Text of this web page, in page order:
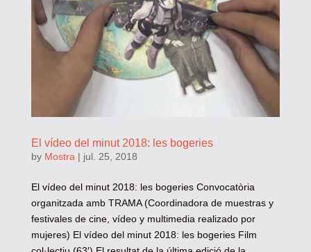
El vídeo del minut 2018: les bogeries
by Mostra | jul. 25, 2018
El vídeo del minut 2018: les bogeries Convocatòria
organitzada amb TRAMA (Coordinadora de muestras y
festivales de cine, vídeo y multimedia realizado por
mujeres) El vídeo del minut 2018: les bogeries Film